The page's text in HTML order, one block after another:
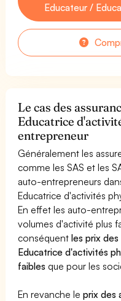
Educateur /
Le cas des
Educatrice
entrepreneur
Généralement les
comme les SAS et les
auto-entrepreneurs
Educatrice d'activités
En effet les auto-
volumes d'activité plus
conséquentles prix
Educatrice d'activités
faibles que pour les
En revanche leprix des